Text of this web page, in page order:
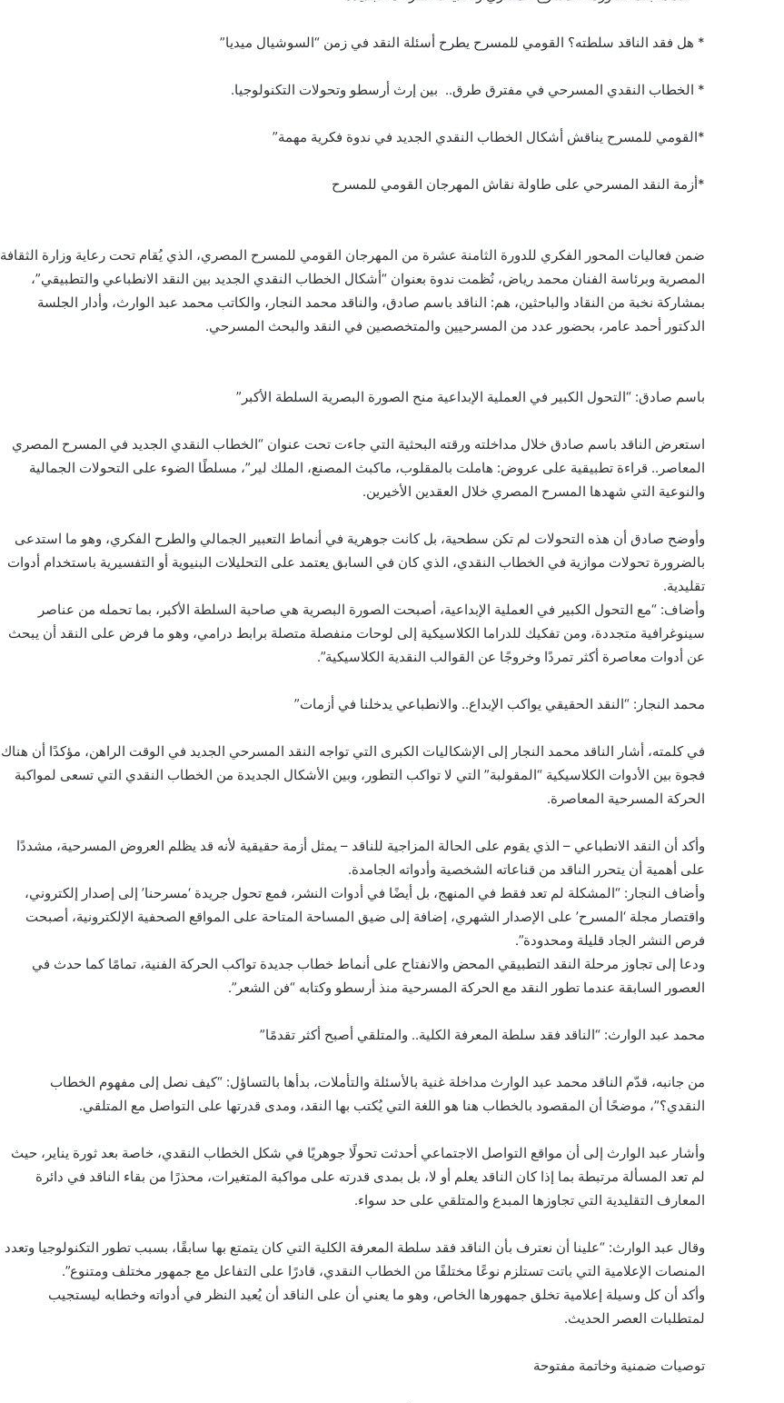
* هل فقد الناقد سلطته؟ القومي للمسرح يطرح أسئلة النقد في زمن “السوشيال ميديا”
* الخطاب النقدي المسرحي في مفترق طرق.. بين إرث أرسطو وتحولات التكنولوجيا.
*القومي للمسرح يناقش أشكال الخطاب النقدي الجديد في ندوة فكرية مهمة”
*أزمة النقد المسرحي على طاولة نقاش المهرجان القومي للمسرح
ضمن فعاليات المحور الفكري للدورة الثامنة عشرة من المهرجان القومي للمسرح المصري، الذي يُقام تحت رعاية وزارة الثقافة
المصرية وبرئاسة الفنان محمد رياض، نُظمت ندوة بعنوان “أشكال الخطاب النقدي الجديد بين النقد الانطباعي والتطبيقي”،
بمشاركة نخبة من النقاد والباحثين، هم: الناقد باسم صادق، والناقد محمد النجار، والكاتب محمد عبد الوارث، وأدار الجلسة
الدكتور أحمد عامر، بحضور عدد من المسرحيين والمتخصصين في النقد والبحث المسرحي.
باسم صادق: “التحول الكبير في العملية الإبداعية منح الصورة البصرية السلطة الأكبر”
استعرض الناقد باسم صادق خلال مداخلته ورقته البحثية التي جاءت تحت عنوان “الخطاب النقدي الجديد في المسرح المصري
المعاصر.. قراءة تطبيقية على عروض: هاملت بالمقلوب، ماكبث المصنع، الملك لير”، مسلطًا الضوء على التحولات الجمالية
والنوعية التي شهدها المسرح المصري خلال العقدين الأخيرين.
وأوضح صادق أن هذه التحولات لم تكن سطحية، بل كانت جوهرية في أنماط التعبير الجمالي والطرح الفكري، وهو ما استدعى
بالضرورة تحولات موازية في الخطاب النقدي، الذي كان في السابق يعتمد على التحليلات البنيوية أو التفسيرية باستخدام أدوات
تقليدية.
وأضاف: “مع التحول الكبير في العملية الإبداعية، أصبحت الصورة البصرية هي صاحبة السلطة الأكبر، بما تحمله من عناصر
سينوغرافية متجددة، ومن تفكيك للدراما الكلاسيكية إلى لوحات منفصلة متصلة برابط درامي، وهو ما فرض على النقد أن يبحث
عن أدوات معاصرة أكثر تمردًا وخروجًا عن القوالب النقدية الكلاسيكية”.
محمد النجار: “النقد الحقيقي يواكب الإبداع.. والانطباعي يدخلنا في أزمات”
في كلمته، أشار الناقد محمد النجار إلى الإشكاليات الكبرى التي تواجه النقد المسرحي الجديد في الوقت الراهن، مؤكدًا أن هناك
فجوة بين الأدوات الكلاسيكية “المقولبة” التي لا تواكب التطور، وبين الأشكال الجديدة من الخطاب النقدي التي تسعى لمواكبة
الحركة المسرحية المعاصرة.
وأكد أن النقد الانطباعي – الذي يقوم على الحالة المزاجية للناقد – يمثل أزمة حقيقية لأنه قد يظلم العروض المسرحية، مشددًا
على أهمية أن يتحرر الناقد من قناعاته الشخصية وأدواته الجامدة.
وأضاف النجار: “المشكلة لم تعد فقط في المنهج، بل أيضًا في أدوات النشر، فمع تحول جريدة ‘مسرحنا’ إلى إصدار إلكتروني،
واقتصار مجلة ‘المسرح’ على الإصدار الشهري، إضافة إلى ضيق المساحة المتاحة على المواقع الصحفية الإلكترونية، أصبحت
فرص النشر الجاد قليلة ومحدودة”.
ودعا إلى تجاوز مرحلة النقد التطبيقي المحض والانفتاح على أنماط خطاب جديدة تواكب الحركة الفنية، تمامًا كما حدث في
العصور السابقة عندما تطور النقد مع الحركة المسرحية منذ أرسطو وكتابه “فن الشعر”.
محمد عبد الوارث: “الناقد فقد سلطة المعرفة الكلية.. والمتلقي أصبح أكثر تقدمًا”
من جانبه، قدّم الناقد محمد عبد الوارث مداخلة غنية بالأسئلة والتأملات، بدأها بالتساؤل: “كيف نصل إلى مفهوم الخطاب
النقدي؟”، موضحًا أن المقصود بالخطاب هنا هو اللغة التي يُكتب بها النقد، ومدى قدرتها على التواصل مع المتلقي.
وأشار عبد الوارث إلى أن مواقع التواصل الاجتماعي أحدثت تحولًا جوهريًا في شكل الخطاب النقدي، خاصة بعد ثورة يناير، حيث
لم تعد المسألة مرتبطة بما إذا كان الناقد يعلم أو لا، بل بمدى قدرته على مواكبة المتغيرات، محذرًا من بقاء الناقد في دائرة
المعارف التقليدية التي تجاوزها المبدع والمتلقي على حد سواء.
وقال عبد الوارث: “علينا أن نعترف بأن الناقد فقد سلطة المعرفة الكلية التي كان يتمتع بها سابقًا، بسبب تطور التكنولوجيا وتعدد
المنصات الإعلامية التي باتت تستلزم نوعًا مختلفًا من الخطاب النقدي، قادرًا على التفاعل مع جمهور مختلف ومتنوع”.
وأكد أن كل وسيلة إعلامية تخلق جمهورها الخاص، وهو ما يعني أن على الناقد أن يُعيد النظر في أدواته وخطابه ليستجيب
لمتطلبات العصر الحديث.
توصيات ضمنية وخاتمة مفتوحة